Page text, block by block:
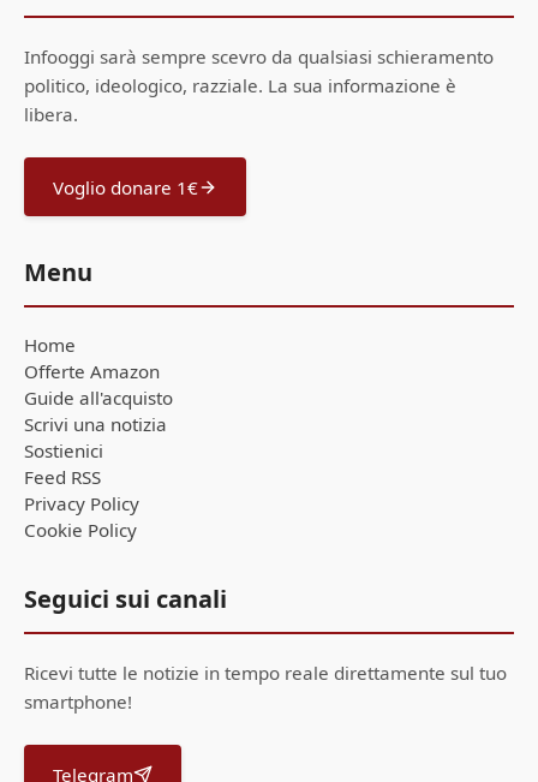
Infooggi sarà sempre scevro da qualsiasi schieramento
politico, ideologico, razziale. La sua informazione è
libera.
Voglio donare 1€
Menu
Home
Offerte Amazon
Guide all'acquisto
Scrivi una notizia
Sostienici
Feed RSS
Privacy Policy
Cookie Policy
Seguici sui canali
Ricevi tutte le notizie in tempo reale direttamente sul tuo
smartphone!
Telegram